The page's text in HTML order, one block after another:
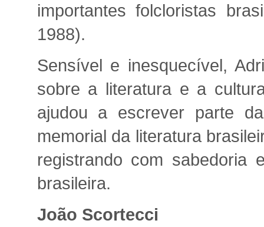
importantes folcloristas
1988).
Sensível e inesquecível,
sobre a literatura e a
ajudou a escrever parte
memorial da literatura
registrando com sabedoria
brasileira.
João Scortecci